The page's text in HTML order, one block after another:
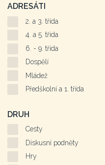
ADRESÁTI
2. a 3. třída
4. a 5. třída
6. - 9. třída
Dospělí
Mládež
Předškolní a 1. třída
DRUH
Cesty
Diskusní podněty
Hry